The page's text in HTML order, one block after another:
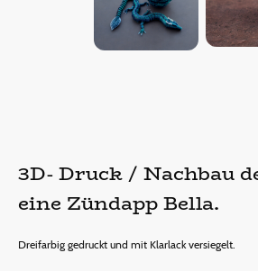
3D- Druck / Nachbau
eine Zündapp Bella.
Dreifarbig gedruckt und mit Klarlack versiegelt.